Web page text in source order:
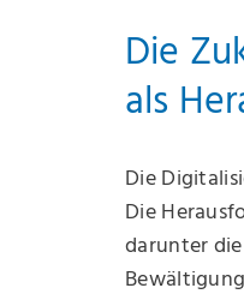
Die
als
Die
Die
darunter die